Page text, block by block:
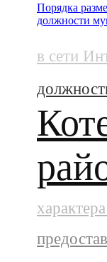
Порядка
должности
в сети